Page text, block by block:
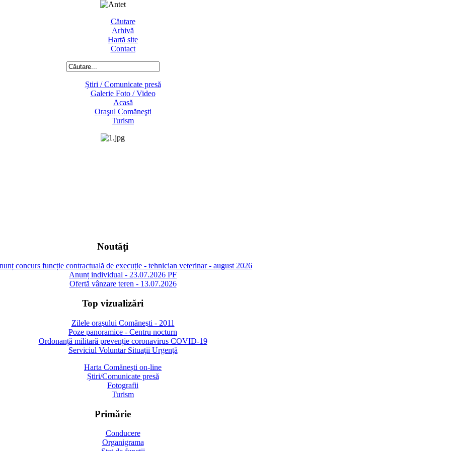
Căutare
Arhivă
Hartă site
Contact
Știri / Comunicate presă
Galerie Foto / Video
Acasă
Oraşul Comăneşti
Turism
Noutăţi
concurs funcție contractuală de execuție - tehnician veterinar - august 2026
Anunț individual - 23.07.2026 PF
Ofertă vânzare teren - 13.07.2026
Top vizualizări
Zilele oraşului Comăneşti - 2011
Poze panoramice - Centru nocturn
Ordonanță militară prevenție coronavirus COVID-19
Serviciul Voluntar Situaţii Urgenţă
Harta Comănești on-line
Știri/Comunicate presă
Fotografii
Turism
Primărie
Conducere
Organigrama